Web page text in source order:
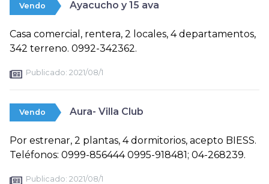
Vendo Ayacucho y 15 ava
Casa comercial, rentera, 2 locales, 4 departamentos,
342 terreno. 0992-342362.
Publicado: 2021/08/1
Vendo Aura- Villa Club
Por estrenar, 2 plantas, 4 dormitorios, acepto BIESS.
Teléfonos: 0999-856444 0995-918481; 04-268239.
Publicado: 2021/08/1